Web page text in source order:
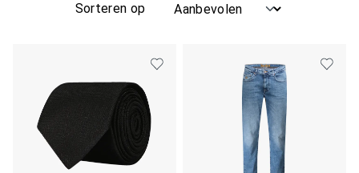
Sorteren op